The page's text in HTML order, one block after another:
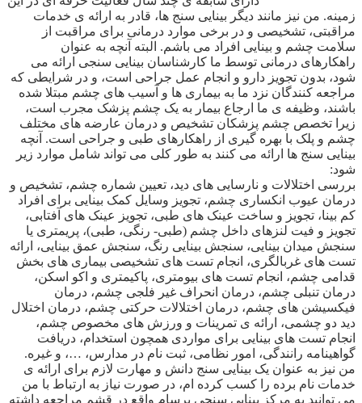
زمینه. من نیز مانند دیگر بینایی سنج ها، قادر به ارائه ی خدمات
مراقبتی، تشخیصی و‌ در برخی موارد درمانی برای مراقبت از
سلامت چشم و بینایی افراد می باشم. البته آنچه به عنوان
راهکارهای درمانی توسط ما کارشناسان بینایی سنجی ارائه می
شود، بدون تجویز دارو و انجام عمل جراحی است، و در شرایطی که
مراجعه کنندگان نزد ما به بیماری ها ‌و آسیب های چشم مبتلا شده
باشند، وظیفه ی ما ارجاع بیمار به یک چشم پزشک مجرب است،
زیرا تخصص چشم پزشکان تشخیص و درمان عارضه های مختلف
چشم و پلک با بهره گیری از راهکارهای طبی و جراحی است. آنچه
بینایی سنج ها ارائه می کنند به طور کلی می تواند شامل موارد زیر
شود:
بررسی اختلالات و نارسایی های دید، تعیین شماره چشم، تشخیص و
درمان عیوب انکساری چشم، تجویز وسایل کمک بینایی برای افراد
کم بینا، تجویز و ساخت عینک های طبی، تجویز عینک های آفتابی،
تجویز و فیت لنزهای داخل چشم (طبی- رنگی، طبی)، پریمتری یا
سنجش میدان بینایی، سنجش بینایی رنگ، سنجش عمق بینایی، ارائه
تست های غربالگری، انجام تست های تشخیصی بیماری های بخش
قدامی چشم، انجام تست های بیومتری، پاکیمتری و اکو اسکن،
درمان تنبلی چشم، درمان انحراف غیر فلجی چشم، درمان
فیکسیشن های چشم، درمان اختلالات حرکتی چشم، درمان اختلال
دید دو چشمی، ارائه ی تمرینات و ورزش های مخصوص چشم،
انجام تست های بینایی برای مواردی همچون استخدام، دریافت
گواهینامه رانندگی، امور نظامی، ثبت نام در مدارس، …، و غیره.
من نیز به عنوان یک بینایی سنج دانش و مهارت لازم برای ارائه ی
خدمات نام برده را کسب کرده ام، در صورت نیاز به ارتباط با من
می توانید به مرکز بینایی سنجی برسام واقع در قشم مراجعه داشته